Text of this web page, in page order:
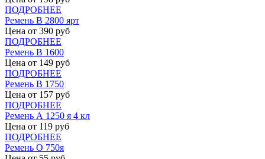
ПОДРОБНЕЕ
Ремень В 2800 ярт
Цена от 390 руб
ПОДРОБНЕЕ
Ремень В 1600
Цена от 149 руб
ПОДРОБНЕЕ
Ремень В 1750
Цена от 157 руб
ПОДРОБНЕЕ
Ремень А 1250 я 4 кл
Цена от 119 руб
ПОДРОБНЕЕ
Ремень О 750я